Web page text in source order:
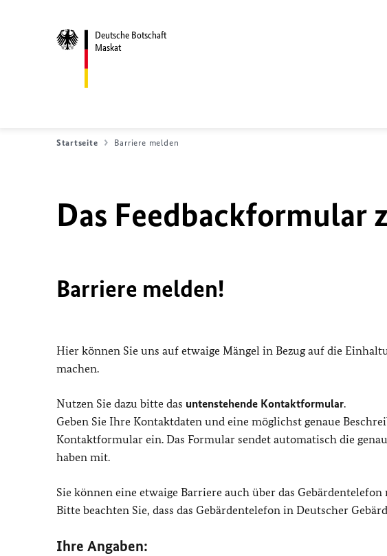
Deutsche Botschaft
Maskat
Startseite Barriere melden
Das Feedbackformular
Barriere melden!
Hier können Sie uns auf etwaige Mängel in Bezug auf die
machen.
Nutzen Sie dazu bitte das untenstehende Kontaktformular.
Geben Sie Ihre Kontaktdaten und eine möglichst genaue
Kontaktformular ein. Das Formular sendet automatisch die
haben mit.
Sie können eine etwaige Barriere auch über das
Bitte beachten Sie, dass das Gebärdentelefon in Deutscher
Ihre Angaben: